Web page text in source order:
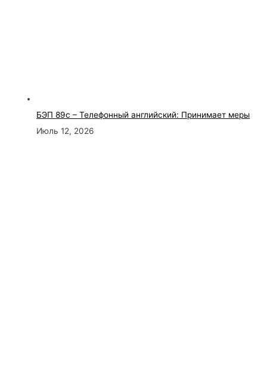
БЭП 89с – Телефонный английский: Принимает меры
Июль 12, 2026